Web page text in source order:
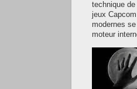
technique de
jeux Capcom
modernes
moteur